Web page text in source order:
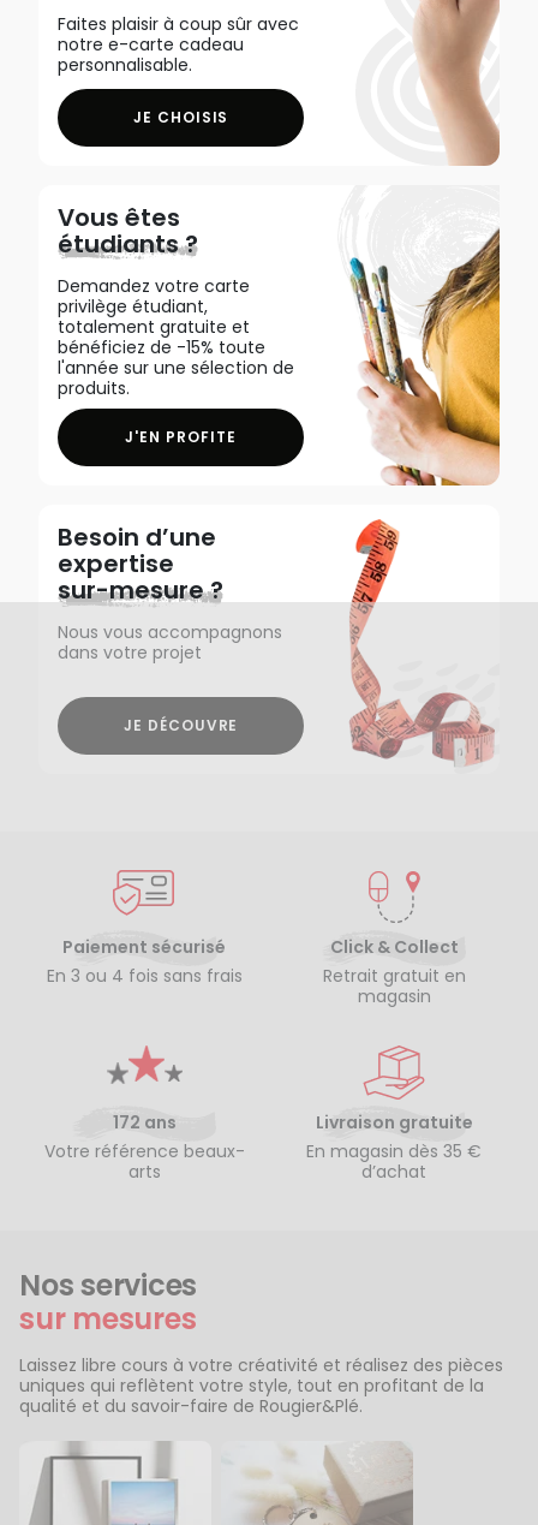
Faites plaisir à coup sûr avec
notre e-carte cadeau
personnalisable.
JE CHOISIS
Vous êtes
étudiants ?
Demandez votre carte
privilège étudiant,
totalement gratuite et
bénéficiez de -15% toute
l'année sur une sélection de
produits.
J'EN PROFITE
Besoin d’une
expertise
sur-mesure ?
Nous vous accompagnons
dans votre projet
JE DÉCOUVRE
Paiement sécurisé
En 3 ou 4 fois sans frais
Click & Collect
Retrait gratuit en
magasin
172 ans
Votre référence beaux-
arts
Livraison gratuite
En magasin dès 35 €
d’achat
Nos services
sur mesures
Laissez libre cours à votre créativité et réalisez des pièces
uniques qui reflètent votre style, tout en profitant de la
qualité et du savoir-faire de Rougier&Plé.